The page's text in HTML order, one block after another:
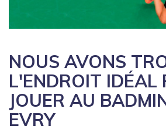
NOUS AVONS
L'ENDROIT IDÉAL
JOUER AU
EVRY